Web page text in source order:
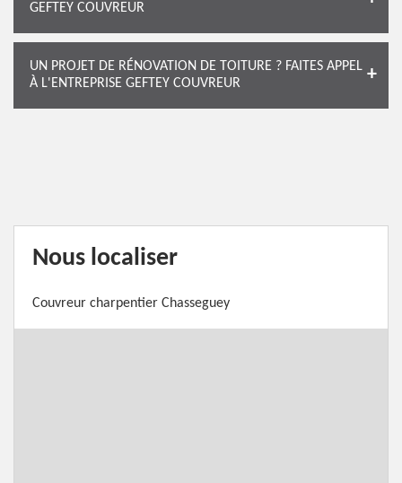
GEFTEY COUVREUR
UN PROJET DE RÉNOVATION DE TOITURE ? FAITES APPEL
À L'ENTREPRISE GEFTEY COUVREUR
Nous localiser
Couvreur charpentier Chasseguey